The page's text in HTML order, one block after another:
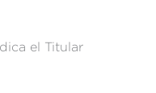
el Titular